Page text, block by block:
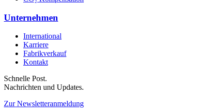
Unternehmen
International
Karriere
Fabrikverkauf
Kontakt
Schnelle Post.
Nachrichten und Updates.
Zur Newsletteranmeldung